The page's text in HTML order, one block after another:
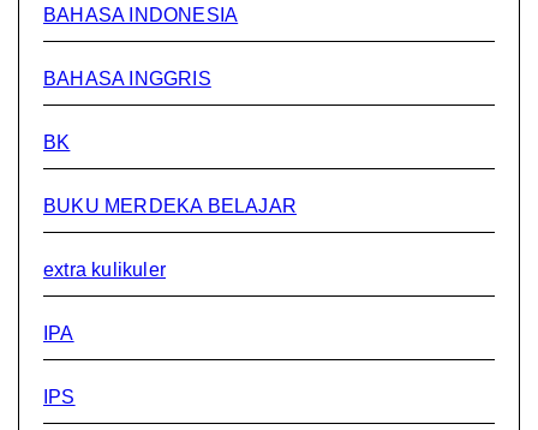
BAHASA INDONESIA
BAHASA INGGRIS
BK
BUKU MERDEKA BELAJAR
extra kulikuler
IPA
IPS